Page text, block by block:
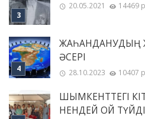
20.05.2021 14469
ЖАҺАНДАНУДЫҢ
ӘСЕРІ
28.10.2023 10407
ШЫМКЕНТТЕГІ
НЕНДЕЙ ОЙ